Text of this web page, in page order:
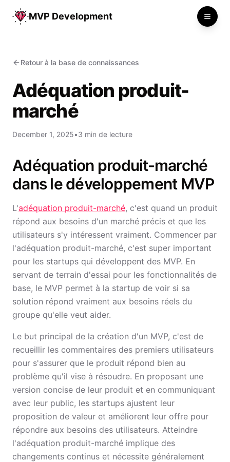
MVP Development
Retour à la base de connaissances
Adéquation produit-
marché
December 1, 2025•3 min de lecture
Adéquation produit-marché
dans le développement MVP
L'adéquation produit-marché, c'est quand un produit
répond aux besoins d'un marché précis et que les
utilisateurs s'y intéressent vraiment. Commencer par
l'adéquation produit-marché, c'est super important
pour les startups qui développent des MVP. En
servant de terrain d'essai pour les fonctionnalités de
base, le MVP permet à la startup de voir si sa
solution répond vraiment aux besoins réels du
groupe qu'elle veut aider.
Le but principal de la création d'un MVP, c'est de
recueillir les commentaires des premiers utilisateurs
pour s'assurer que le produit répond bien au
problème qu'il vise à résoudre. En proposant une
version concise de leur produit et en communiquant
avec leur public, les startups ajustent leur
proposition de valeur et améliorent leur offre pour
répondre aux besoins des utilisateurs. Atteindre
l'adéquation produit-marché implique des
changements continus et nécessite généralement